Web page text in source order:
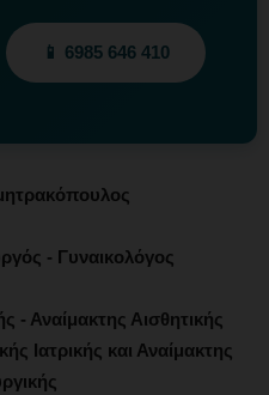
📱 6985 646 410
- Γυναικολόγος
- Αναίμακτης Αισθητικής
Ιατρικής και Αναίμακτης